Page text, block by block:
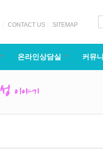
CONTACT US SITEMAP
온라인상담실 커뮤